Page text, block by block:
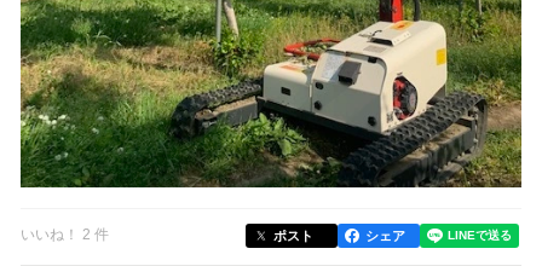
いいね！ 2 件 ポスト シェア